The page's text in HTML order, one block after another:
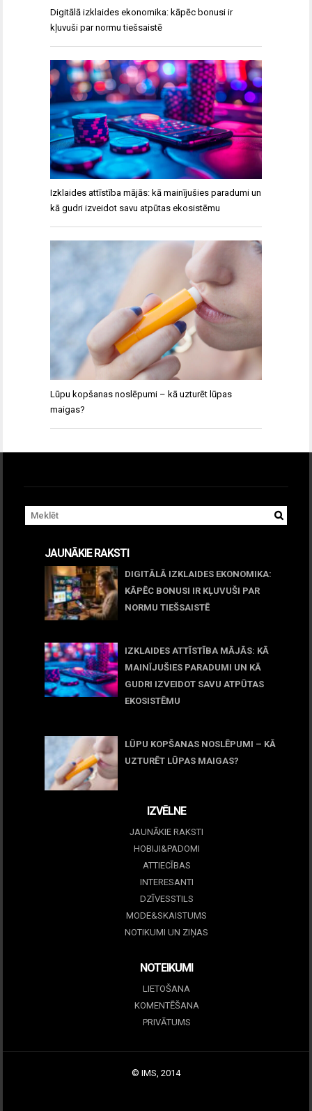
Digitālā izklaides ekonomika: kāpēc bonusi ir
kļuvuši par normu tiešsaistē
Izklaides attīstība mājās: kā mainījušies paradumi un
kā gudri izveidot savu atpūtas ekosistēmu
Lūpu kopšanas noslēpumi – kā uzturēt lūpas
maigas?
JAUNĀKIE RAKSTI
DIGITĀLĀ IZKLAIDES EKONOMIKA:
KĀPĒC BONUSI IR KĻUVUŠI PAR
NORMU TIEŠSAISTĒ
IZKLAIDES ATTĪSTĪBA MĀJĀS: KĀ
MAINĪJUŠIES PARADUMI UN KĀ
GUDRI IZVEIDOT SAVU ATPŪTAS
EKOSISTĒMU
LŪPU KOPŠANAS NOSLĒPUMI – KĀ
UZTURĒT LŪPAS MAIGAS?
IZVĒLNE
JAUNĀKIE RAKSTI
HOBIJI&PADOMI
ATTIECĪBAS
INTERESANTI
DZĪVESSTILS
MODE&SKAISTUMS
NOTIKUMI UN ZIŅAS
NOTEIKUMI
LIETOŠANA
KOMENTĒŠANA
PRIVĀTUMS
© IMS, 2014